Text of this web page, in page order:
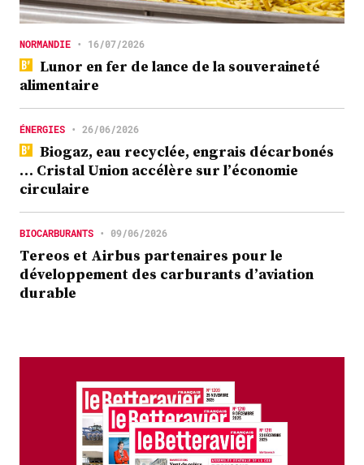
NORMANDIE • 16/07/2026
Lunor en fer de lance de la souveraineté
alimentaire
ÉNERGIES • 26/06/2026
Biogaz, eau recyclée, engrais décarbonés
… Cristal Union accélère sur l’économie
circulaire
BIOCARBURANTS • 09/06/2026
Tereos et Airbus partenaires pour le
développement des carburants d’aviation
durable